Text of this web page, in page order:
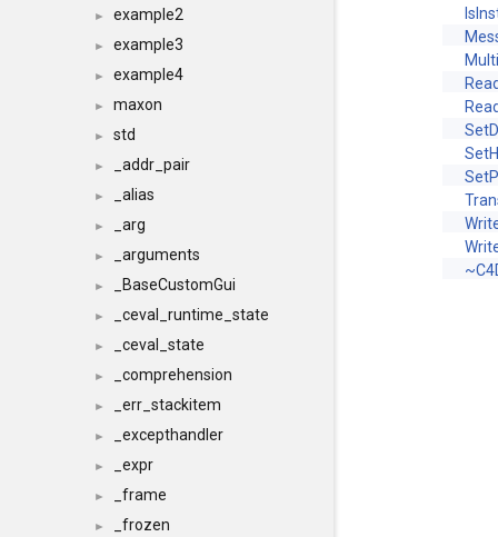
► example2
► example3
► example4
► maxon
► std
► _addr_pair
► _alias
► _arg
► _arguments
► _BaseCustomGui
► _ceval_runtime_state
► _ceval_state
► _comprehension
► _err_stackitem
► _excepthandler
► _expr
► _frame
► _frozen